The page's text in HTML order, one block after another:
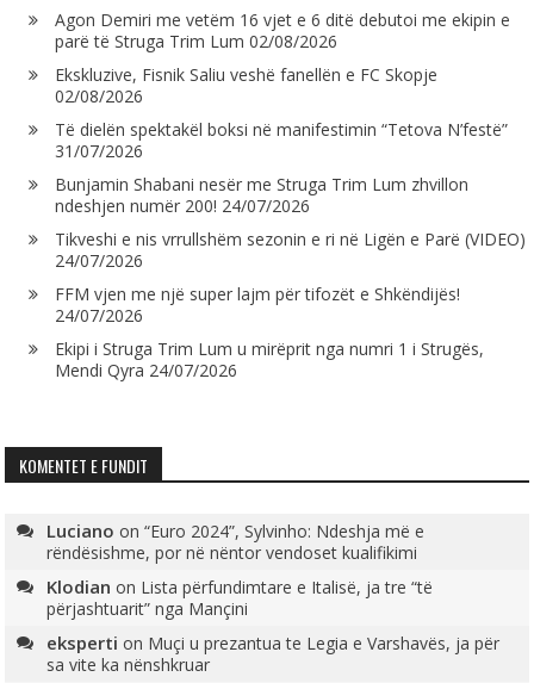
Agon Demiri me vetëm 16 vjet e 6 ditë debutoi me ekipin e
parë të Struga Trim Lum 02/08/2026
Ekskluzive, Fisnik Saliu veshë fanellën e FC Skopje
02/08/2026
Të dielën spektakël boksi në manifestimin “Tetova N’festë”
31/07/2026
Bunjamin Shabani nesër me Struga Trim Lum zhvillon
ndeshjen numër 200! 24/07/2026
Tikveshi e nis vrrullshëm sezonin e ri në Ligën e Parë (VIDEO)
24/07/2026
FFM vjen me një super lajm për tifozët e Shkëndijës!
24/07/2026
Ekipi i Struga Trim Lum u mirëprit nga numri 1 i Strugës,
Mendi Qyra 24/07/2026
KOMENTET E FUNDIT
Luciano on“Euro 2024”, Sylvinho: Ndeshja më e
rëndësishme, por në nëntor vendoset kualifikimi
Klodian on Lista përfundimtare e Italisë, ja tre “të
përjashtuarit” nga Mançini
eksperti on Muçi u prezantua te Legia e Varshavës, ja për
sa vite ka nënshkruar